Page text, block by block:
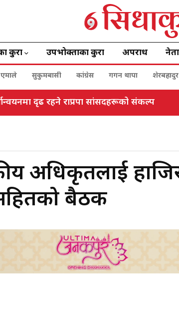
कुरा उपभोक्ताका कुरा अपराध
एमाले सुकुमबासी कांग्रेस गगन थापा
दृढ रहने राप्रपा सांसदहरूको संकल्प
अधिकृतलाई
बैठक